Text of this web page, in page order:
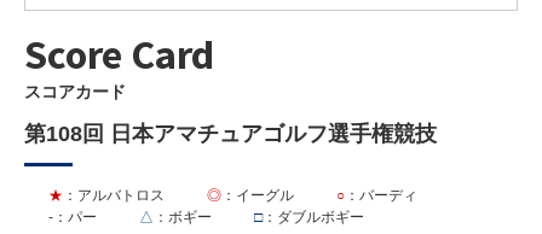
Score Card
スコアカード
第108回 日本アマチュアゴルフ選手権競技
★ ：アルバトロス ◎ ：イーグル ○ ：バーディ
- ：パー △ ：ボギー □：ダブルボギー